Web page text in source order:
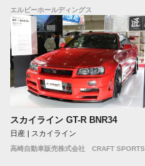
エルビーホールディングス
スカイライン GT-R BNR34
日産 | スカイライン
高崎自動車販売株式会社 CRAFT SPORTS